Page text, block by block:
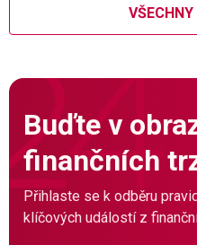
Buďte v
finančních
Přihlaste se k odběru
klíčových událostí z